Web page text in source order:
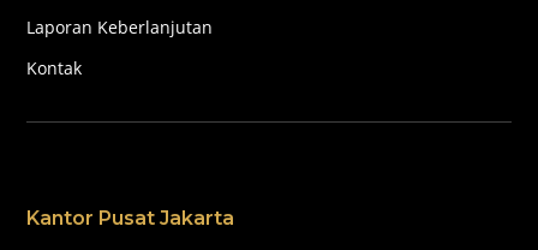
Laporan Keberlanjutan
Kontak
Kantor Pusat Jakarta